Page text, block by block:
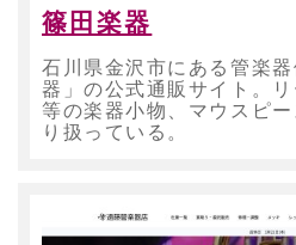
篠田楽器
石川県金沢市にある管楽
器」の公式通販サイト。
等の楽器小物、マウスピ
り扱っている。